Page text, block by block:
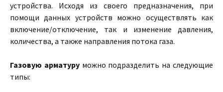
устройства. Исходя из своего предназначения, при
помощи данных устройств можно осуществлять как
включение/отключение, так и изменение давления,
количества, а также направления потока газа.
Газовую арматуруможно подразделить на следующие
типы: